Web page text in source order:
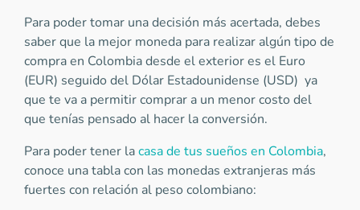
Para poder tomar una decisión más acertada, debes
saber que la mejor moneda para realizar algún tipo de
compra en Colombia desde el exterior es el Euro
(EUR) seguido del Dólar Estadounidense (USD) ya
que te va a permitir comprar a un menor costo del
que tenías pensado al hacer la conversión.
Para poder tener lacasa de tus sueños en Colombia,
conoce una tabla con las monedas extranjeras más
fuertes con relación al peso colombiano: